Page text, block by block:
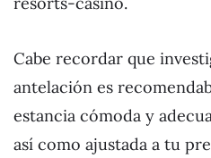
Cabe recordar que
antelación es
estancia cómoda y
así como ajustada a tu